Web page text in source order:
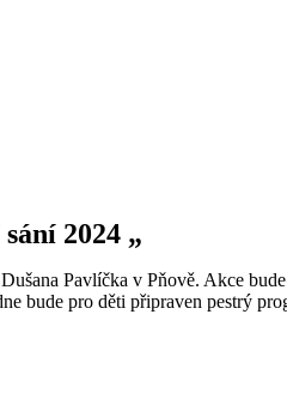
2024 „
Pavlíčka v Pňově. Akce
bude pro děti připraven pestrý